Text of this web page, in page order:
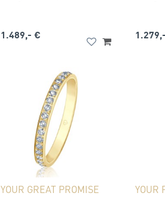
1.489,- €
YOUR GREAT PROMISE YOUR